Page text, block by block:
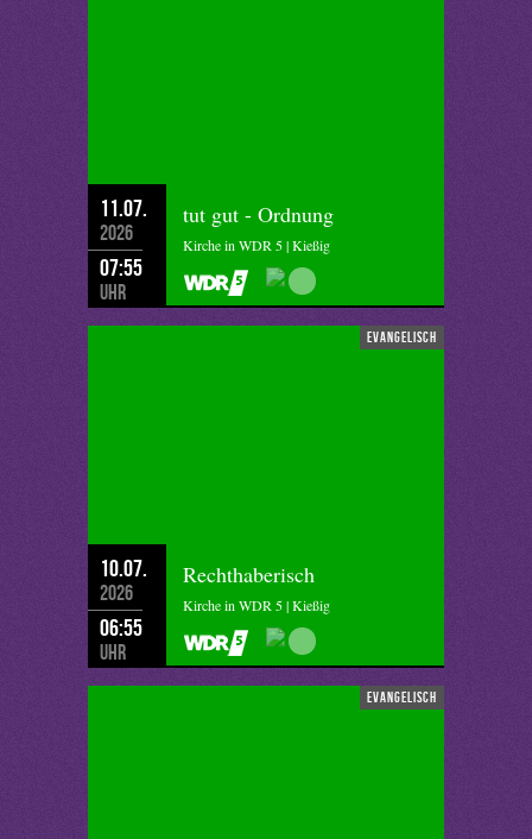
11.07.
2026
07:55
Uhr
tut gut - Ordnung
Kirche in WDR 5 | Kießig
evangelisch
10.07.
2026
06:55
Uhr
Rechthaberisch
Kirche in WDR 5 | Kießig
evangelisch